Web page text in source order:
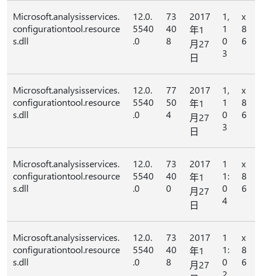
Microsoft.analysisservices.
configurationtool.resource
s.dll
12.0.
5540
.0
73
40
8
2017
年1
月27
日
1,
1
0
3
x
8
6
Microsoft.analysisservices.
configurationtool.resource
s.dll
12.0.
5540
.0
77
50
4
2017
年1
月27
日
1,
1
0
3
x
8
6
Microsoft.analysisservices.
configurationtool.resource
s.dll
12.0.
5540
.0
73
40
0
2017
年1
月27
日
1
1:
0
4
x
8
6
Microsoft.analysisservices.
configurationtool.resource
s.dll
12.0.
5540
.0
73
40
8
2017
年1
月27
1
1:
0
x
8
6